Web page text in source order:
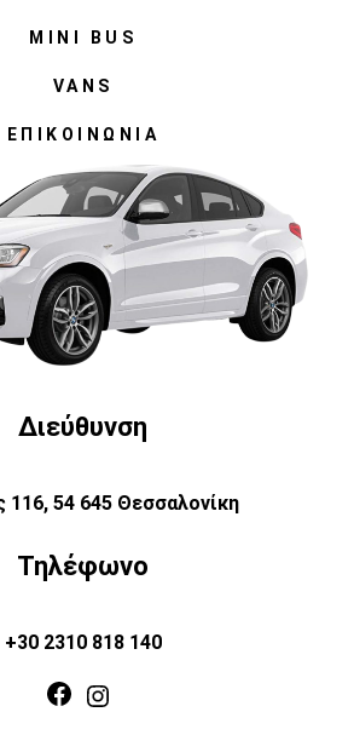
MINI BUS
VANS
ΕΠΙΚΟΙΝΩΝΊΑ
Διεύθυνση
116, 54 645 Θεσσαλονίκη
Τηλέφωνο
+30 2310 818 140
Facebook
Instagram